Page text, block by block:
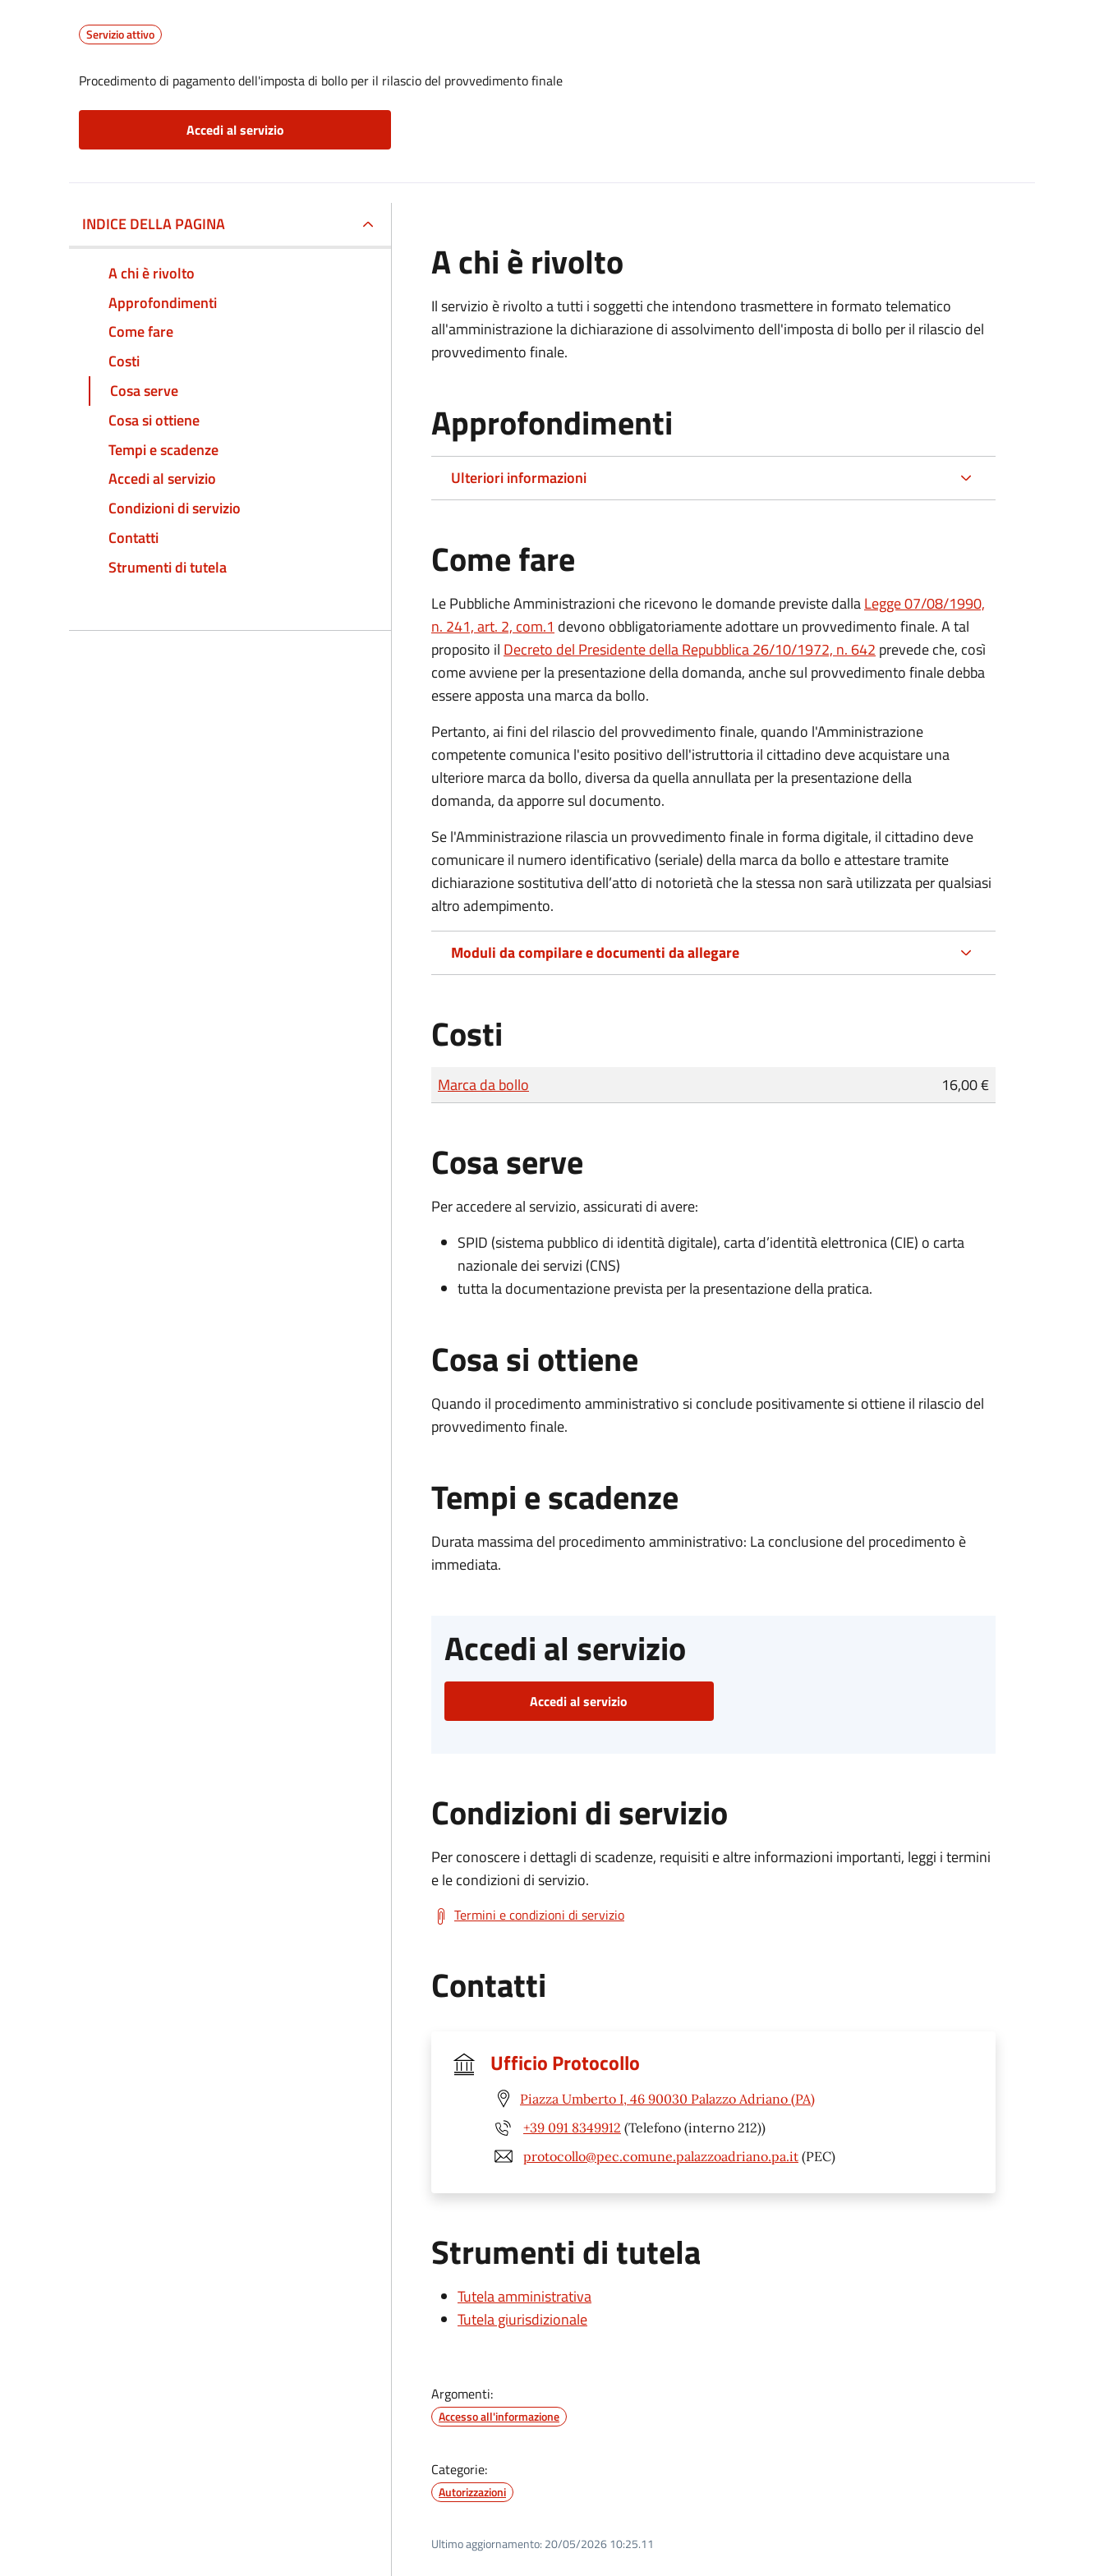
Servizio attivo
Procedimento di pagamento dell'imposta di bollo per il rilascio del provvedimento finale
Accedi al servizio
INDICE DELLA PAGINA
A chi è rivolto
Approfondimenti
Come fare
Costi
Cosa serve
Cosa si ottiene
Tempi e scadenze
Accedi al servizio
Condizioni di servizio
Contatti
Strumenti di tutela
A chi è rivolto
Il servizio è rivolto a tutti i soggetti che intendono trasmettere in formato telematico
all'amministrazione la dichiarazione di assolvimento dell'imposta di bollo per il rilascio del
provvedimento finale.
Approfondimenti
Ulteriori informazioni
Come fare
Le Pubbliche Amministrazioni che ricevono le domande previste dallaLegge 07/08/1990,
n. 241, art. 2, com.1 devono obbligatoriamente adottare un provvedimento finale. A tal
proposito il Decreto del Presidente della Repubblica 26/10/1972, n. 642 prevede che, così
come avviene per la presentazione della domanda, anche sul provvedimento finale debba
essere apposta una marca da bollo.
Pertanto, ai fini del rilascio del provvedimento finale, quando l'Amministrazione
competente comunica l'esito positivo dell'istruttoria il cittadino deve acquistare una
ulteriore marca da bollo, diversa da quella annullata per la presentazione della
domanda, da apporre sul documento.
Se l'Amministrazione rilascia un provvedimento finale in forma digitale, il cittadino deve
comunicare il numero identificativo (seriale) della marca da bollo e attestare tramite
dichiarazione sostitutiva dell’atto di notorietà che la stessa non sarà utilizzata per qualsiasi
altro adempimento.
Moduli da compilare e documenti da allegare
Costi
Tipo di pagamento
Importo
Marca da bollo 16,00 €
Cosa serve
Per accedere al servizio, assicurati di avere:
SPID (sistema pubblico di identità digitale), carta d’identità elettronica (CIE) o carta
nazionale dei servizi (CNS)
tutta la documentazione prevista per la presentazione della pratica.
Cosa si ottiene
Quando il procedimento amministrativo si conclude positivamente si ottiene il rilascio del
provvedimento finale.
Tempi e scadenze
Durata massima del procedimento amministrativo: La conclusione del procedimento è
immediata.
Accedi al servizio
Accedi al servizio
Condizioni di servizio
Per conoscere i dettagli di scadenze, requisiti e altre informazioni importanti, leggi i termini
e le condizioni di servizio.
Termini e condizioni di servizio
Contatti
Ufficio Protocollo
Piazza Umberto I, 46 90030 Palazzo Adriano (PA)
+39 091 8349912 (Telefono (interno 212))
protocollo@pec.comune.palazzoadriano.pa.it (PEC)
Strumenti di tutela
Tutela amministrativa
Tutela giurisdizionale
Argomenti:
Accesso all'informazione
Categorie:
Autorizzazioni
Ultimo aggiornamento: 20/05/2026 10:25.11